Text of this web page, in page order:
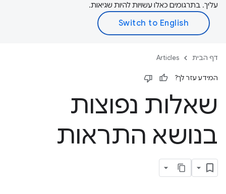
עליך. בתרגומים כאלו עשויות להיות שגיאות.
דף הבית Articles
המידע עזר לך?
שאלות נפוצות
בנושא התראות